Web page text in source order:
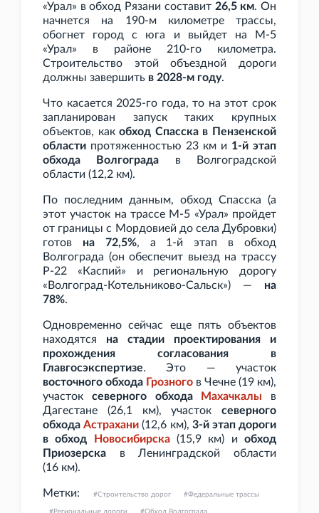
«Урал» в обход Рязани составит 26,5 км. Он
начнется на 190-м километре трассы,
обогнет город с юга и выйдет на М-5
«Урал» в районе 210-го километра.
Строительство этой объездной дороги
должны завершить в 2028-м году.
Что касается 2025-го года, то на этот срок
запланирован запуск таких крупных
объектов, какобход Спасска в Пензенской
области протяженностью 23 км и 1-й этап
обхода Волгограда в Волгоградской
области (12,2 км).
По последним данным, обход Спасска (а
этот участок на трассе М-5 «Урал» пройдет
от границы с Мордовией до села Дубровки)
готов на 72,5%, а 1-й этап в обход
Волгограда (он обеспечит выезд на трассу
Р-22 «Каспий» и региональную дорогу
«Волгоград-Котельниково-Сальск») — на
78%.
Одновременно сейчас еще пять объектов
находятся на стадии проектирования и
прохождения согласования в
Главгосэкспертизе. Это — участок
восточного обхода Грозного в Чечне (19 км),
участок северного обхода Махачкалы в
Дагестане (26,1
км), участок северного
обходаАстрахани (12,6 км), 3-й этап дороги
в обход
Новосибирска(15,9 км) иобход
Приозерска в Ленинградской области
(16 км).
Метки: Строительство дорог Федеральные трассы